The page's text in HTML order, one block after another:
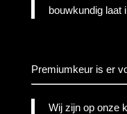
bouwkundig laat
Premiumkeur is er
Wij zijn op onze